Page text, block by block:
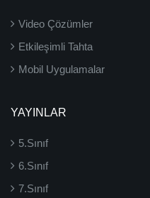
Video Çözümler
Etkileşimli Tahta
Mobil Uygulamalar
YAYINLAR
5.Sınıf
6.Sınıf
7.Sınıf